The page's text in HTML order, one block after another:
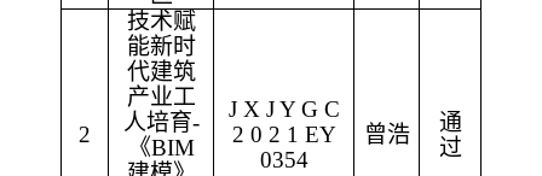
2
技术赋
能新时
代建筑
产业工
人培育-
《BIM
J X J Y G C
2 0 2 1 EY
0354
曾浩
通
过